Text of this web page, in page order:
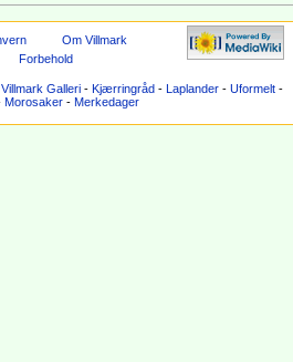
Om Villmark
Forbehold
Villmark Galleri- Kjærringråd - Laplander- Uformelt-
Morosaker - Merkedager